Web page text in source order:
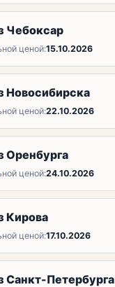
Чебоксар
ценой:15.10.2026
Новосибирска
ценой:22.10.2026
Оренбурга
ценой:24.10.2026
Кирова
ценой:17.10.2026
Санкт-Петербурга